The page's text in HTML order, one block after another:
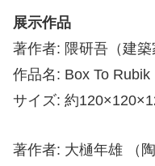
展示作品
著作者: 隈研吾（建築
作品名: Box To Rubik
サイズ: 約
著作者: 大樋年雄 （